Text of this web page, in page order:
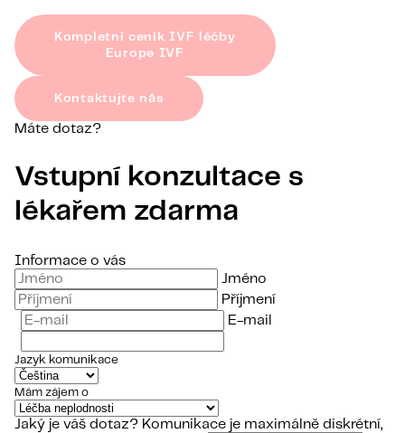
Kompletní ceník IVF léčby
Europe IVF
Kontaktujte nás
Máte dotaz?
Vstupní konzultace s
lékařem zdarma
Informace o vás
Jméno
Příjmení
E-mail
Jazyk komunikace
Mám zájem o
Jaký je váš dotaz? Komunikace je maximálně diskrétní,